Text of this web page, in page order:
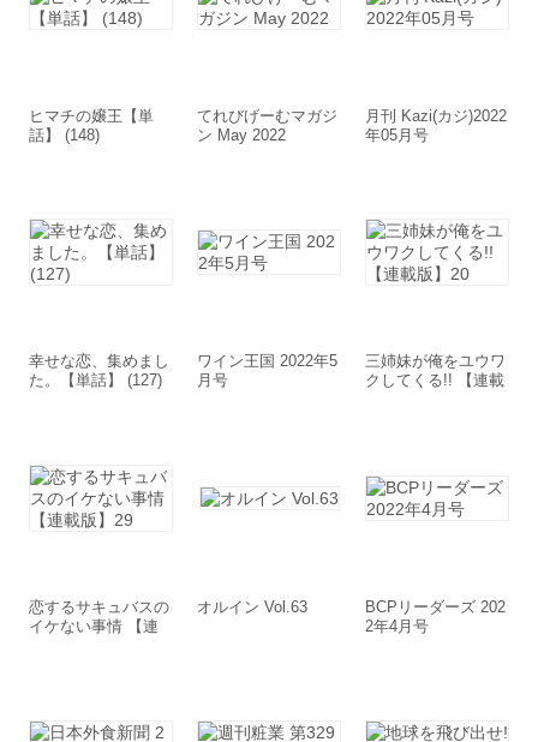
ヒマチの嬢王【単
話】 (148)
てれびげーむマガジ
ン May 2022
月刊 Kazi(カジ)2022
年05月号
幸せな恋、集めまし
た。【単話】 (127)
ワイン王国 2022年5
月号
三姉妹が俺をユウワ
クしてくる!! 【連載
恋するサキュバスの
イケない事情 【連
オルイン Vol.63
BCPリーダーズ 202
2年4月号